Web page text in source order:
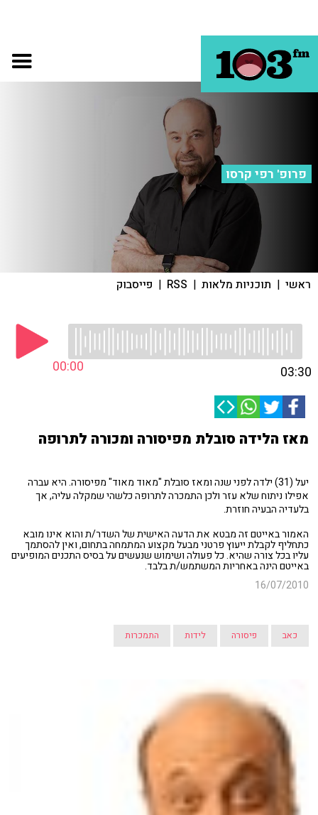
פרופ' רפי קרסו
ראשי | תוכניות מלאות |
RSS
| פייסבוק
00:00 03:30
מאז הלידה סובלת מפיסורה ומכורה לתרופה
יעל (31) ילדה לפני שנה ומאז סובלת "מאוד מאוד" מפיסורה. היא עברה
אפילו ניתוח שלא עזר ולכן התמכרה לתרופה כלשהי שמקלה עליה, אך
בלעדיה הבעיה חוזרת.
האמור באייטם זה מבטא את הדעה האישית של השדר/ת והוא אינו מובא
כתחליף לקבלת ייעוץ פרטני מבעל מקצוע המתמחה בתחום, ואין להסתמך
עליו בכל צורה שהיא. כל פעולה ושימוש שנעשים על בסיס התכנים המופיעים
באייטם הינה באחריות המשתמש/ת בלבד.
16/07/2010
כאב פיסורה לידות התמכרות